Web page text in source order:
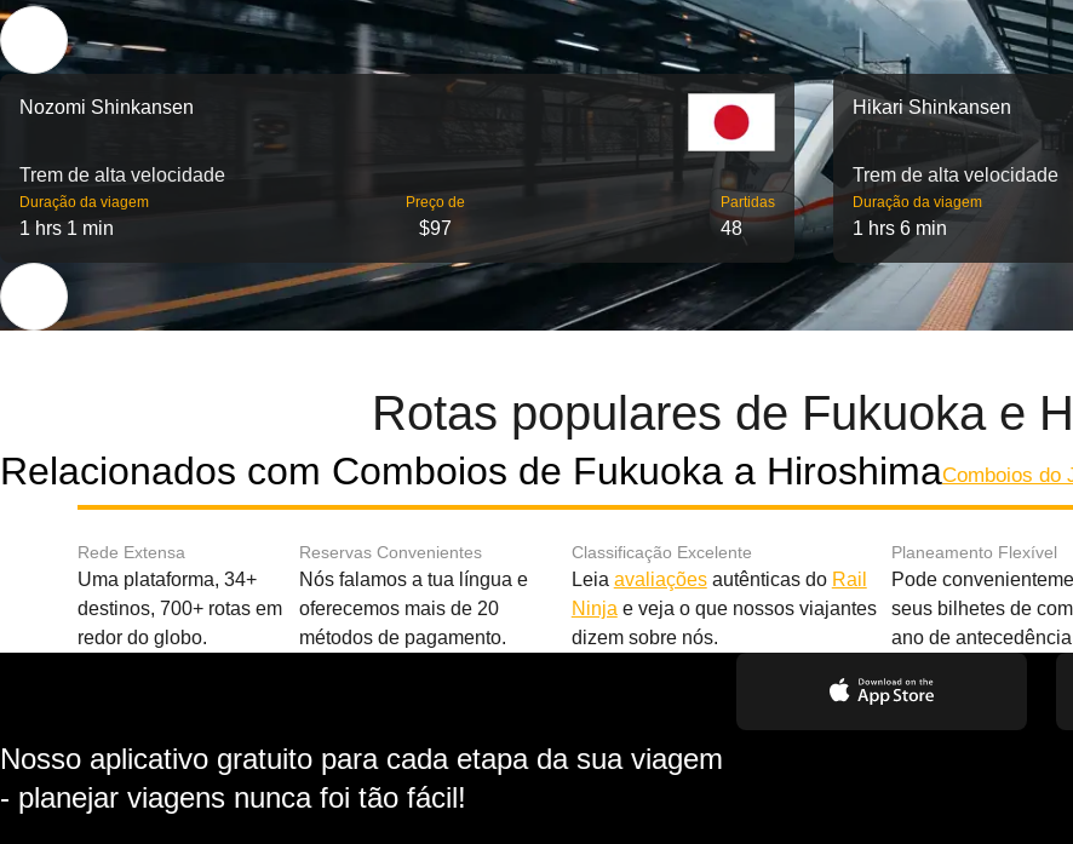
Nozomi Shinkansen
Trem de alta velocidade
Duração da viagem
1 hrs 1 min
Preço de
$97
Partidas
48
Hikari Shinkansen
Trem de alta velocidade
Duração da viagem
1 hrs 6 min
Rotas populares de Fukuoka e
Relacionados com Comboios de Fukuoka a HiroshimaComboios do
Rede Extensa
Uma plataforma, 34+
destinos, 700+ rotas em
redor do globo.
Reservas Convenientes
Nós falamos a tua língua e
oferecemos mais de 20
métodos de pagamento.
Classificação Excelente
Leia avaliaçõesautênticas do Rail
Ninja e veja o que nossos viajantes
dizem sobre nós.
Planeamento Flexível
Pode
seus bilhetes de
ano de
Nosso aplicativo gratuito para cada etapa da sua viagem
- planejar viagens nunca foi tão fácil!